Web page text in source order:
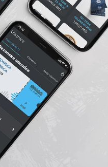
Zlatar-hegységben
(2), Trbojevi
és Petrovi